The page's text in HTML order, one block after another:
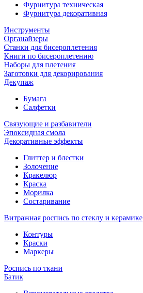
Фурнитура техническая
Фурнитура декоративная
Инструменты
Органайзеры
Станки для бисероплетения
Книги по бисероплетению
Наборы для плетения
Заготовки для декорирования
Декупаж
Бумага
Салфетки
Связующие и разбавители
Эпоксидная смола
Декоративные эффекты
Глиттер и блестки
Золочение
Кракелюр
Краска
Морилка
Состаривание
Витражная роспись по стеклу и керамике
Контуры
Краски
Маркеры
Роспись по ткани
Батик